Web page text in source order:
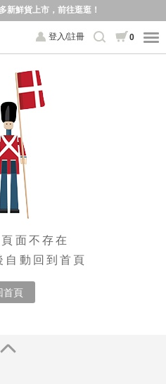
新鮮貨上市，前往逛逛！
登入/註冊 0
面不存在
自動回到首頁
首頁